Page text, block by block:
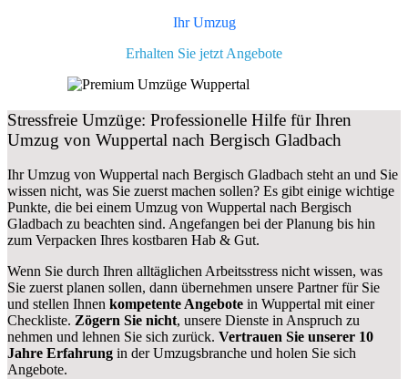
Ihr Umzug
Erhalten Sie jetzt Angebote
Stressfreie Umzüge: Professionelle Hilfe für Ihren
Umzug von Wuppertal nach Bergisch Gladbach
Ihr Umzug von Wuppertal nach Bergisch Gladbach steht an und Sie
wissen nicht, was Sie zuerst machen sollen? Es gibt einige wichtige
Punkte, die bei einem Umzug von Wuppertal nach Bergisch
Gladbach zu beachten sind. Angefangen bei der Planung bis hin
zum Verpacken Ihres kostbaren Hab & Gut.
Wenn Sie durch Ihren alltäglichen Arbeitsstress nicht wissen, was
Sie zuerst planen sollen, dann übernehmen unsere Partner für Sie
und stellen Ihnen kompetente Angebote in Wuppertal mit einer
Checkliste. Zögern Sie nicht, unsere Dienste in Anspruch zu
nehmen und lehnen Sie sich zurück. Vertrauen Sie unserer 10
Jahre Erfahrung in der Umzugsbranche und holen Sie sich
Angebote.